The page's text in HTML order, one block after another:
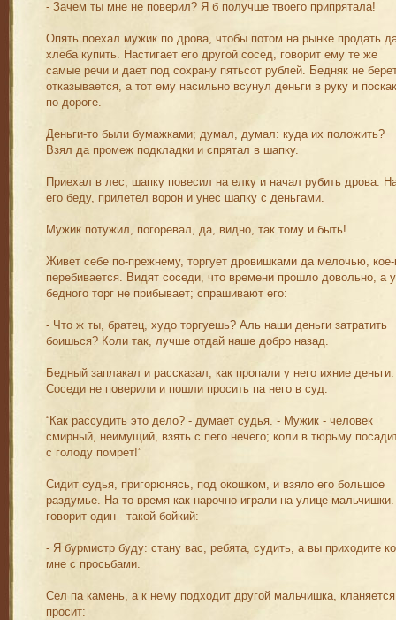
- Зачем ты мне не поверил? Я б получше твоего припрятала!
Опять поехал мужик по дрова, чтобы потом на рынке продать
хлеба купить. Настигает его другой сосед, говорит ему те же
самые речи и дает под сохрану пятьсот рублей. Бедняк не
отказывается, а тот ему насильно всунул деньги в руку и
по дороге.
Деньги-то были бумажками; думал, думал: куда их положить?
Взял да промеж подкладки и спрятал в шапку.
Приехал в лес, шапку повесил на елку и начал рубить дрова.
его беду, прилетел ворон и унес шапку с деньгами.
Мужик потужил, погоревал, да, видно, так тому и быть!
Живет себе по-прежнему, торгует дровишками да мелочью, кое-
перебивается. Видят соседи, что времени прошло довольно, а у
бедного торг не прибывает; спрашивают его:
- Что ж ты, братец, худо торгуешь? Аль наши деньги затратить
боишься? Коли так, лучше отдай наше добро назад.
Бедный заплакал и рассказал, как пропали у него ихние деньги.
Соседи не поверили и пошли просить па него в суд.
“Как рассудить это дело? - думает судья. - Мужик - человек
смирный, неимущий, взять с пего нечего; коли в тюрьму
с голоду помрет!”
Сидит судья, пригорюнясь, под окошком, и взяло его большое
раздумье. На то время как нарочно играли на улице
говорит один - такой бойкий:
- Я бурмистр буду: стану вас, ребята, судить, а вы приходите ко
мне с просьбами.
Сел па камень, а к нему подходит другой мальчишка,
просит: